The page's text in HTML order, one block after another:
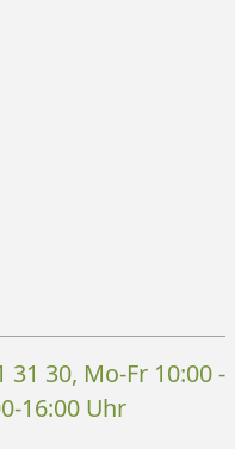
31 30, Mo-Fr 10:00 -
16:00 Uhr